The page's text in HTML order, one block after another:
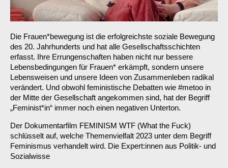
Die Frauen*bewegung ist die erfolgreichste soziale Bewegung
des 20. Jahrhunderts und hat alle Gesellschaftsschichten
erfasst. Ihre Errungenschaften haben nicht nur bessere
Lebensbedingungen für Frauen* erkämpft, sondern unsere
Lebensweisen und unsere Ideen von Zusammenleben radikal
verändert. Und obwohl feministische Debatten wie #metoo in
der Mitte der Gesellschaft angekommen sind, hat der Begriff
„Feminist*in“ immer noch einen negativen Unterton.
Der Dokumentarfilm FEMINISM WTF (What the Fuck)
schlüsselt auf, welche Themenvielfalt 2023 unter dem Begriff
Feminismus verhandelt wird. Die Expert:innen aus Politik- und
Sozialwisse